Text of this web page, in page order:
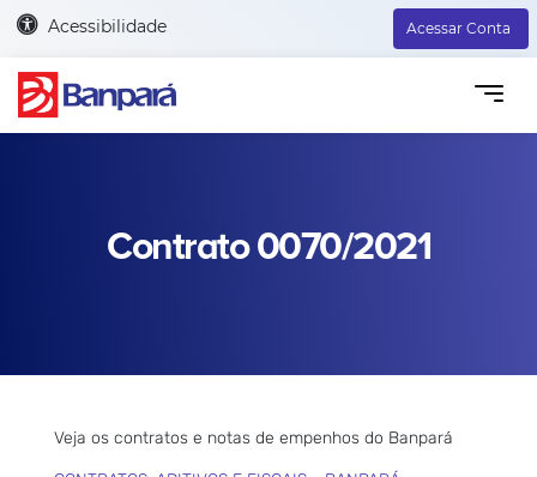
Acessibilidade Acessar Conta
Contrato 0070/2021
Veja os contratos e notas de empenhos do Banpará